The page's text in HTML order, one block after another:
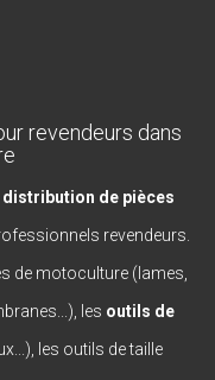
revendeurs dans
distribution de pièces
revendeurs.
de motoculture (lames,
les outils de
les outils de taille